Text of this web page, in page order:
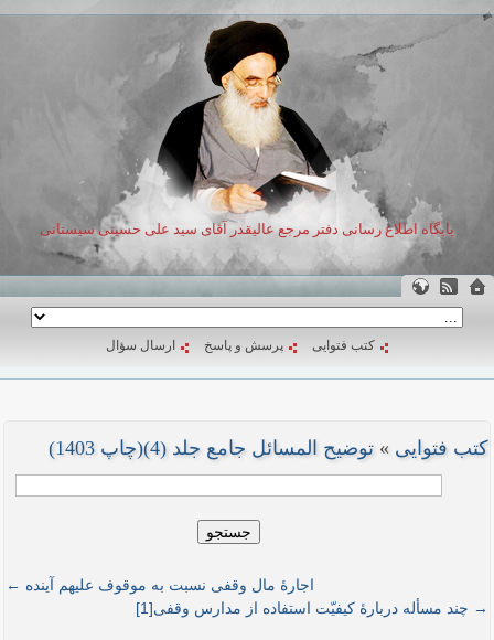
پایگاه اطلاع رسانی دفتر مرجع عالیقدر آقای سید علی حسینی سیستانی
کتب فتوایی پرسش و پاسخ ارسال سؤال
کتب فتوایی » توضیح المسائل جامع جلد (4)(چاپ 1403)
جستجو
اجارۀ مال وقفی نسبت به موقوف علیهم آینده ←
→ چند مسأله دربارۀ کیفیّت استفاده از مدارس وقفی[1]